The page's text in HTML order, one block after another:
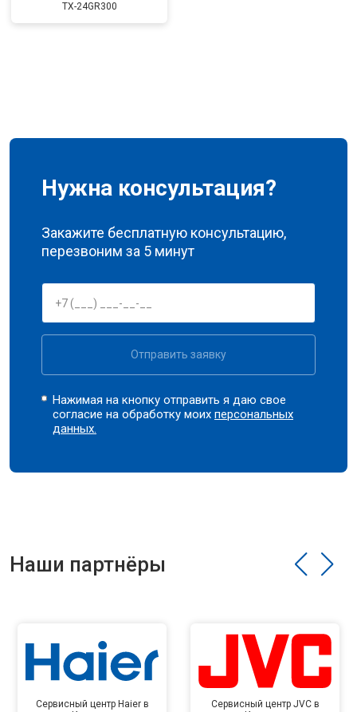
TX-24GR300
Нужна консультация?
Закажите бесплатную консультацию,
перезвоним за 5 минут
Отправить заявку
Нажимая на кнопку отправить я даю свое
согласие на обработку моихперсональных
данных.
Наши партнёры
Сервисный центр Haier в
Сервисный центр JVC в